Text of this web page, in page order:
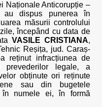
Naționale Anticorupție –
au dispus punerea în
măsurii controlului
începând cu data de
VASILE CRISTIANA,
Reșița, jud. Caraș-
reținut infracțiunea de
prevederilor legale, a
obținute ori reținute
sau din bugetele
în numele ei, în formă